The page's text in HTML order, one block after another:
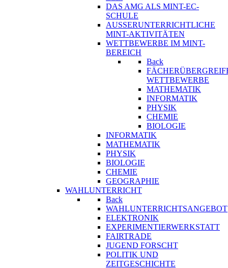
DAS AMG ALS MINT-EC-
SCHULE
AUSSERUNTERRICHTLICHE
MINT-AKTIVITÄTEN
WETTBEWERBE IM MINT-
BEREICH
Back
WETTBEWERBE
MATHEMATIK
INFORMATIK
PHYSIK
CHEMIE
BIOLOGIE
INFORMATIK
MATHEMATIK
PHYSIK
BIOLOGIE
CHEMIE
GEOGRAPHIE
WAHLUNTERRICHT
Back
WAHLUNTERRICHTSANGEBOT
ELEKTRONIK
EXPERIMENTIERWERKSTATT
FAIRTRADE
JUGEND FORSCHT
POLITIK UND
ZEITGESCHICHTE